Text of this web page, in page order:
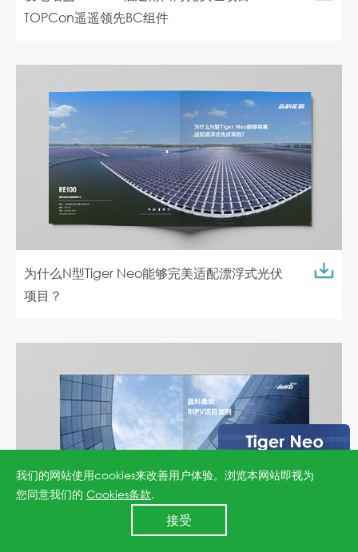
TOPCon遥遥领先BC组件
为什么N型Tiger Neo能够完美适配漂浮式光伏
项目？
我们的网站使用cookies来改善用户体验。浏览本网站即视为
您同意我们的 Cookies条款.
接受